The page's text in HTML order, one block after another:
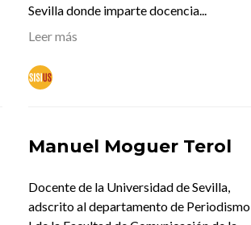
Sevilla donde imparte docencia...
Leer más
Manuel Moguer Terol
Docente de la Universidad de Sevilla,
adscrito al departamento de Periodismo